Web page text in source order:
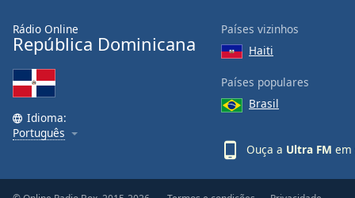
window.
Beginning
dialog
window.
Escape
will
and
Rádio Online
República Dominicana
Idioma:
Português
Países vizinhos
Haiti
Países populares
Brasil
Ouça a Ultra FM em